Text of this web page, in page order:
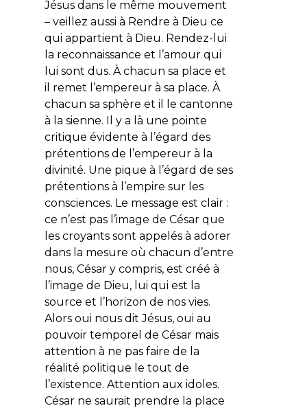
Jésus dans le même mouvement
– veillez aussi à Rendre à Dieu ce
qui appartient à Dieu. Rendez-lui
la reconnaissance et l’amour qui
lui sont dus. À chacun sa place et
il remet l’empereur à sa place. À
chacun sa sphère et il le cantonne
à la sienne. Il y a là une pointe
critique évidente à l’égard des
prétentions de l’empereur à la
divinité. Une pique à l’égard de ses
prétentions à l’empire sur les
consciences. Le message est clair :
ce n’est pas l’image de César que
les croyants sont appelés à adorer
dans la mesure où chacun d’entre
nous, César y compris, est créé à
l’image de Dieu, lui qui est la
source et l’horizon de nos vies.
Alors oui nous dit Jésus, oui au
pouvoir temporel de César mais
attention à ne pas faire de la
réalité politique le tout de
l’existence. Attention aux idoles.
César ne saurait prendre la place